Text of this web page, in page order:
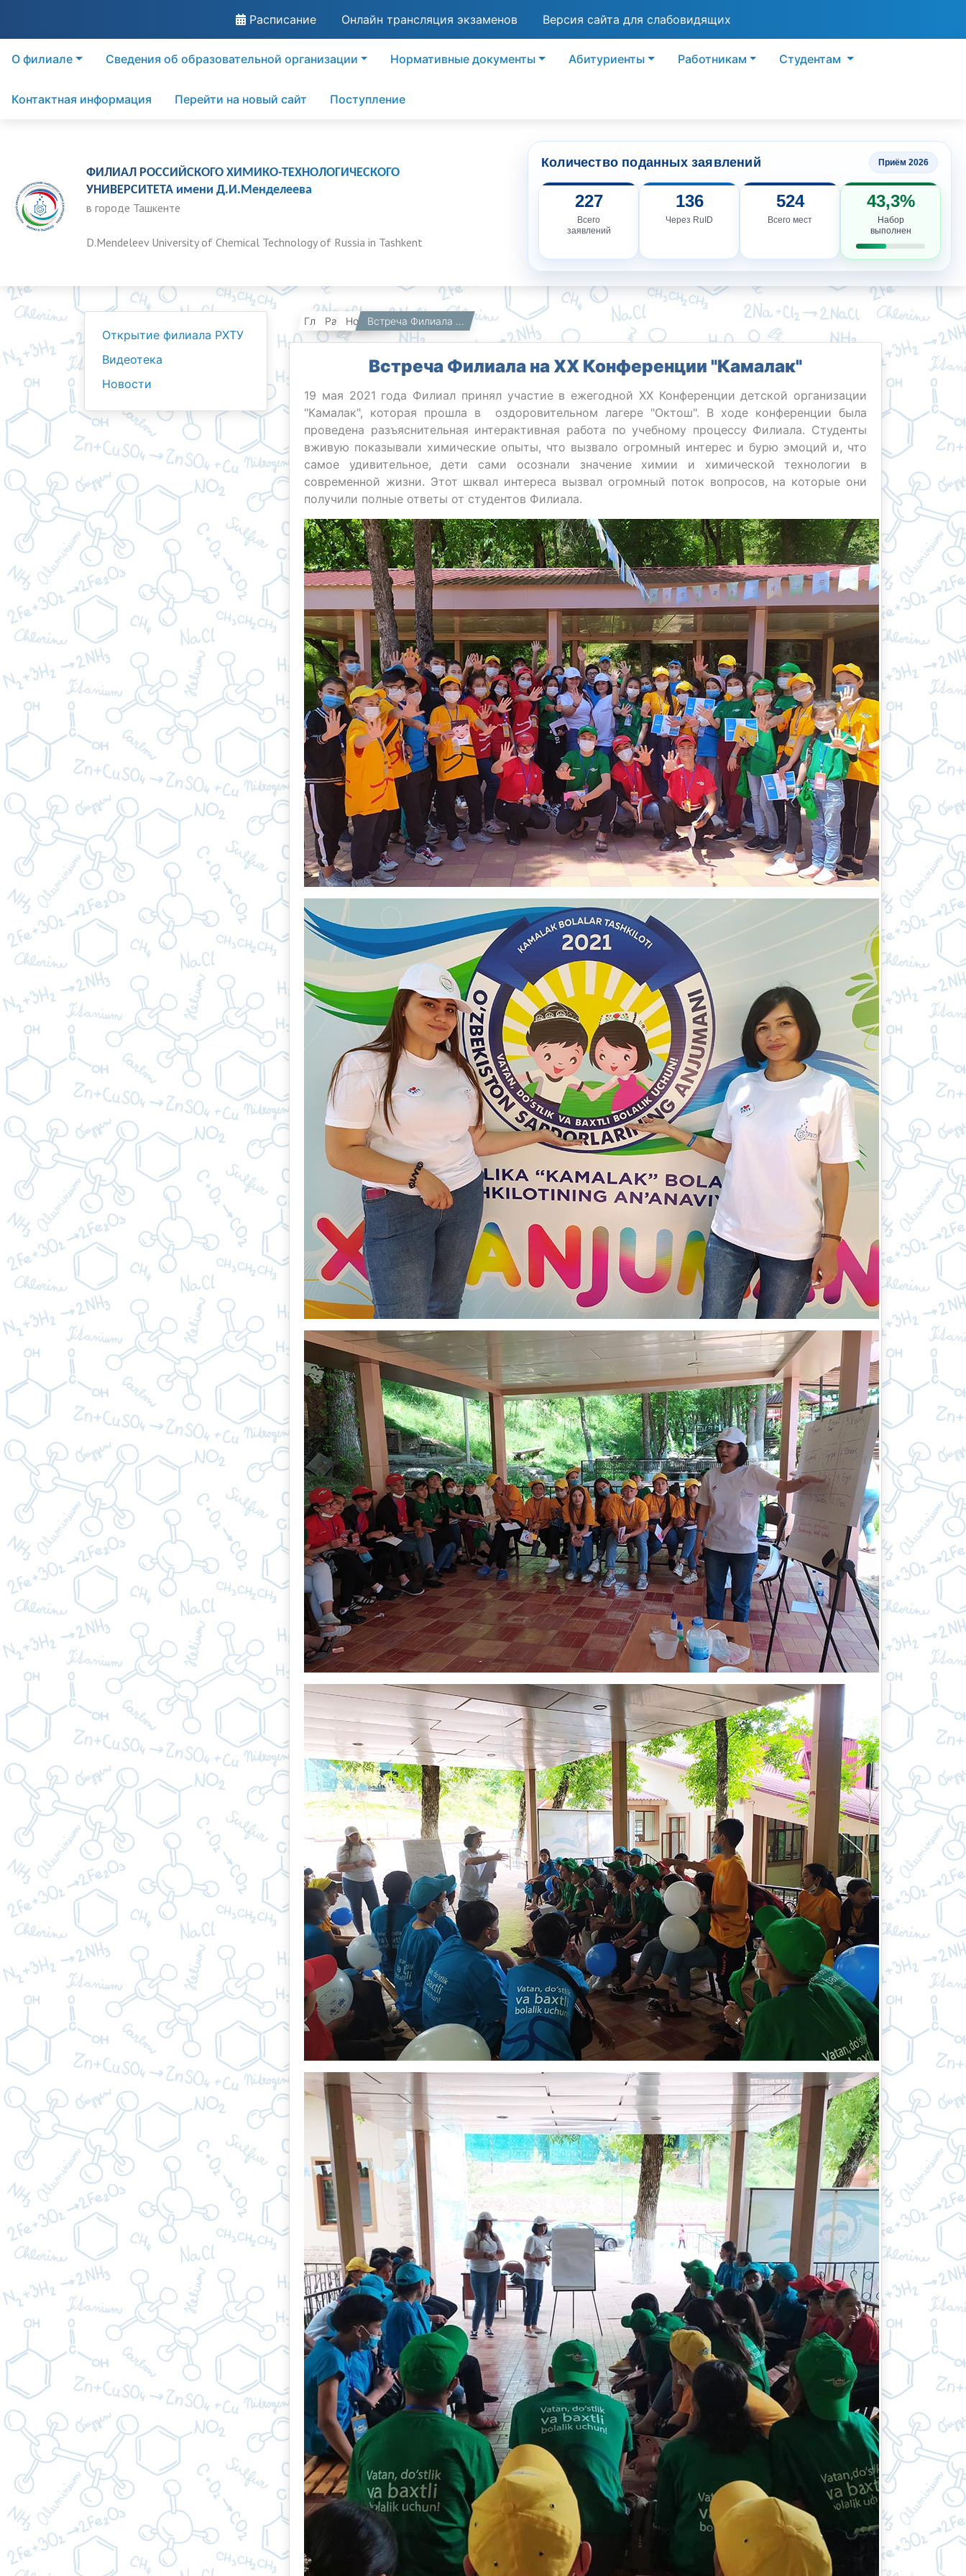
Расписание Онлайн трансляция экзаменов Версия сайта для слабовидящих
О филиале Сведения об образовательной организации Нормативные документы Абитуриенты Работникам Студентам
Контактная информация Перейти на новый сайт Поступление
ФИЛИАЛ РОССИЙСКОГО ХИМИКО-ТЕХНОЛОГИЧЕСКОГО
УНИВЕРСИТЕТА имени Д.И.Менделеева
в городе Ташкенте
D.Mendeleev University of Chemical Technology of Russia in Tashkent
Количество поданных заявлений Приём 2026
227
Всего
заявлений
136
Через RuID
524
Всего мест
43,3%
Набор
выполнен
Открытие филиала РХТУ
Видеотека
Новости
Главная Работникам Новости Встреча Филиала на ХХ Конференции "Камалак"
Встреча Филиала на ХХ Конференции "Камалак"
19 мая 2021 года Филиал принял участие в ежегодной ХХ Конференции детской организации
"Камалак", которая прошла в оздоровительном лагере "Октош". В ходе конференции была
проведена разъяснительная интерактивная работа по учебному процессу Филиала. Студенты
вживую показывали химические опыты, что вызвало огромный интерес и бурю эмоций и, что
самое удивительное, дети сами осознали значение химии и химической технологии в
современной жизни. Этот шквал интереса вызвал огромный поток вопросов, на которые они
получили полные ответы от студентов Филиала.